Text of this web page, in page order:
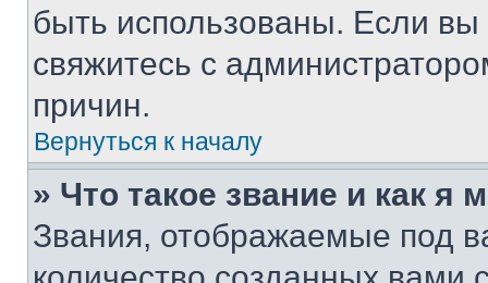
быть использованы. Если
свяжитесь с
причин.
Вернуться к началу
» Что такое звание и как я
Звания, отображаемые под